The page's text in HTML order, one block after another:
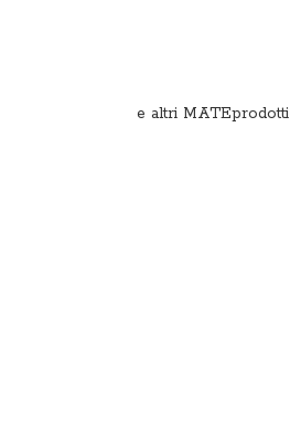
e altri MATEprodotti